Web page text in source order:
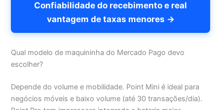
Confiabilidade do recebimento e real
vantagem de taxas menores →
Qual modelo de maquininha do Mercado Pago devo
escolher?
Depende do volume e mobilidade. Point Mini é ideal para
negócios móveis e baixo volume (até 30 transações/dia).